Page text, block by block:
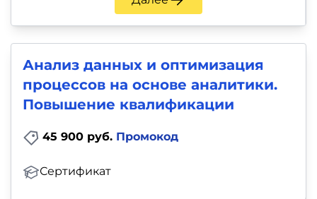
Анализ данных и оптимизация
процессов на основе аналитики.
Повышение квалификации
45 900 руб. Промокод
Сертификат